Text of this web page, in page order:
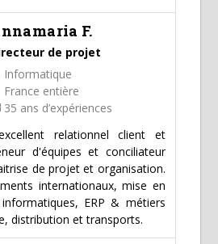
F.
de projet
Informatique
France entière
35 ans d’expériences
relationnel client et
d'équipes et conciliateur
de projet et organisation.
internationaux, mise en
ERP & métiers
distribution et transports.